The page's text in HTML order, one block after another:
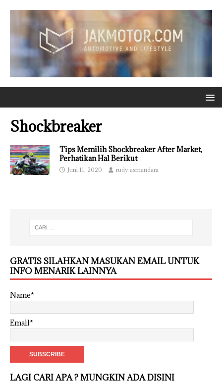
Shockbreaker
Tips Memilih Shockbreaker After Market,
Perhatikan Hal Berikut
Juni 11, 2020 rudy asmandara
GRATIS SILAHKAN MASUKAN EMAIL UNTUK
INFO MENARIK LAINNYA
Name*
Email*
LAGI CARI APA ? MUNGKIN ADA DISINI